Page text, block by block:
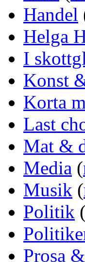
Handel
Helga
I
Konst
Korta
Last
Mat &
Media (
Musik (
Politik (
Prosa